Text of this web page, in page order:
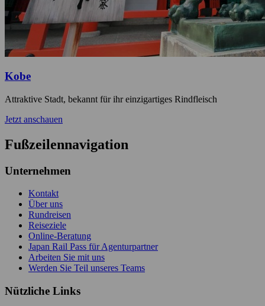
Kobe
Attraktive Stadt, bekannt für ihr einzigartiges Rindfleisch
Jetzt anschauen
Fußzeilennavigation
Unternehmen
Kontakt
Über uns
Rundreisen
Reiseziele
Online-Beratung
Japan Rail Pass für Agenturpartner
Arbeiten Sie mit uns
Werden Sie Teil unseres Teams
Nützliche Links